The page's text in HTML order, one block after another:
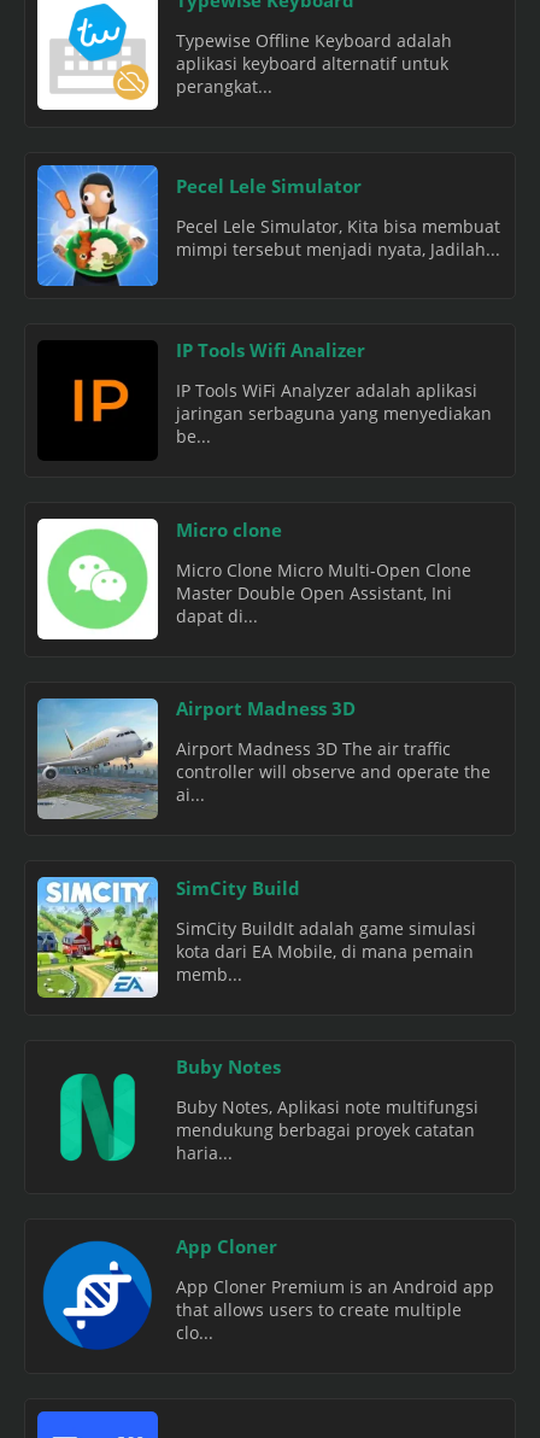
Typewise Offline Keyboard adalah
aplikasi keyboard alternatif untuk
perangkat...
Pecel Lele Simulator
Pecel Lele Simulator, Kita bisa membuat
mimpi tersebut menjadi nyata, Jadilah...
IP Tools Wifi Analizer
IP Tools WiFi Analyzer adalah aplikasi
jaringan serbaguna yang menyediakan
be...
Micro clone
Micro Clone Micro Multi-Open Clone
Master Double Open Assistant, Ini
dapat di...
Airport Madness 3D
Airport Madness 3D The air traffic
controller will observe and operate the
ai...
SimCity Build
SimCity BuildIt adalah game simulasi
kota dari EA Mobile, di mana pemain
memb...
Buby Notes
Buby Notes, Aplikasi note multifungsi
mendukung berbagai proyek catatan
haria...
App Cloner
App Cloner Premium is an Android app
that allows users to create multiple
clo...